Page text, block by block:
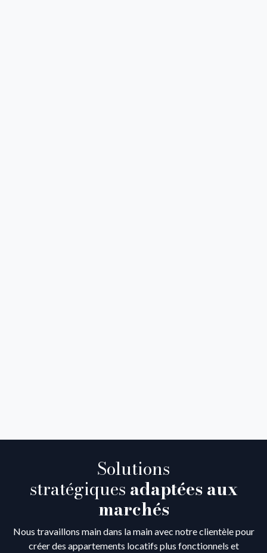
Solutions
stratégiques adaptées aux
marchés
Nous travaillons main dans la main avec notre clientèle pour
créer des appartements locatifs plus fonctionnels et